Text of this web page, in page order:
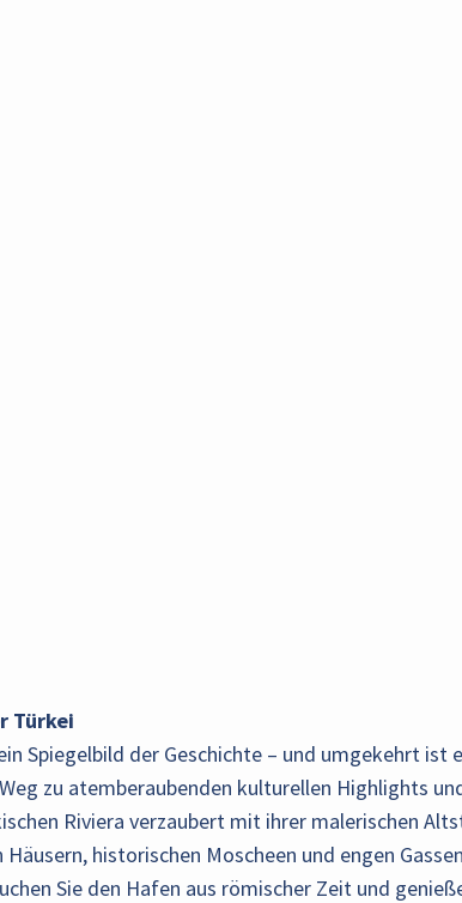
Türkei
Spiegelbild der Geschichte – und umgekehrt ist
zu atemberaubenden kulturellen Highlights
Riviera verzaubert mit ihrer malerischen
historischen Moscheen und engen
Sie den Hafen aus römischer Zeit und